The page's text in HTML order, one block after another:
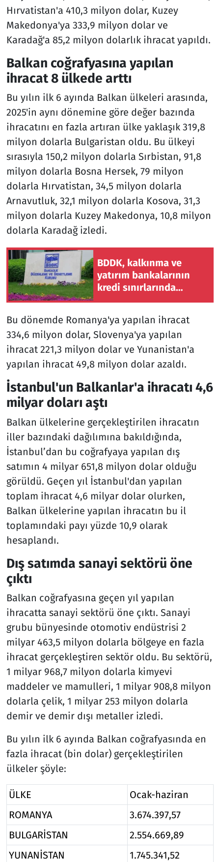
Hırvatistan'a 410,3 milyon dolar, Kuzey
Makedonya'ya 333,9 milyon dolar ve
Karadağ'a 85,2 milyon dolarlık ihracat yapıldı.
Balkan coğrafyasına yapılan
ihracat 8 ülkede arttı
Bu yılın ilk 6 ayında Balkan ülkeleri arasında,
2025'in aynı dönemine göre değer bazında
ihracatını en fazla artıran ülke yaklaşık 319,8
milyon dolarla Bulgaristan oldu. Bu ülkeyi
sırasıyla 150,2 milyon dolarla Sırbistan, 91,8
milyon dolarla Bosna Hersek, 79 milyon
dolarla Hırvatistan, 34,5 milyon dolarla
Arnavutluk, 32,1 milyon dolarla Kosova, 31,3
milyon dolarla Kuzey Makedonya, 10,8 milyon
dolarla Karadağ izledi.
BDDK, kalkınma ve
yatırım bankalarının
kredi sınırlarında
Bu dönemde Romanya'ya yapılan ihracat
334,6 milyon dolar, Slovenya'ya yapılan
ihracat 221,3 milyon dolar ve Yunanistan'a
yapılan ihracat 49,8 milyon dolar azaldı.
İstanbul'un Balkanlar'a ihracatı 4,6
milyar doları aştı
Balkan ülkelerine gerçekleştirilen ihracatın
iller bazındaki dağılımına bakıldığında,
İstanbul’dan bu coğrafyaya yapılan dış
satımın 4 milyar 651,8 milyon dolar olduğu
görüldü. Geçen yıl İstanbul'dan yapılan
toplam ihracat 4,6 milyar dolar olurken,
Balkan ülkelerine yapılan ihracatın bu il
toplamındaki payı yüzde 10,9 olarak
hesaplandı.
Dış satımda sanayi sektörü öne
çıktı
Balkan coğrafyasına geçen yıl yapılan
ihracatta sanayi sektörü öne çıktı. Sanayi
grubu bünyesinde otomotiv endüstrisi 2
milyar 463,5 milyon dolarla bölgeye en fazla
ihracat gerçekleştiren sektör oldu. Bu sektörü,
1 milyar 968,7 milyon dolarla kimyevi
maddeler ve mamulleri, 1 milyar 908,8 milyon
dolarla çelik, 1 milyar 253 milyon dolarla
demir ve demir dışı metaller izledi.
Bu yılın ilk 6 ayında Balkan coğrafyasında en
fazla ihracat (bin dolar) gerçekleştirilen
ülkeler şöyle:
ÜLKE
Ocak-haziran
ROMANYA
3.674.397,57
BULGARİSTAN
2.554.669,89
YUNANİSTAN
1.745.341,52